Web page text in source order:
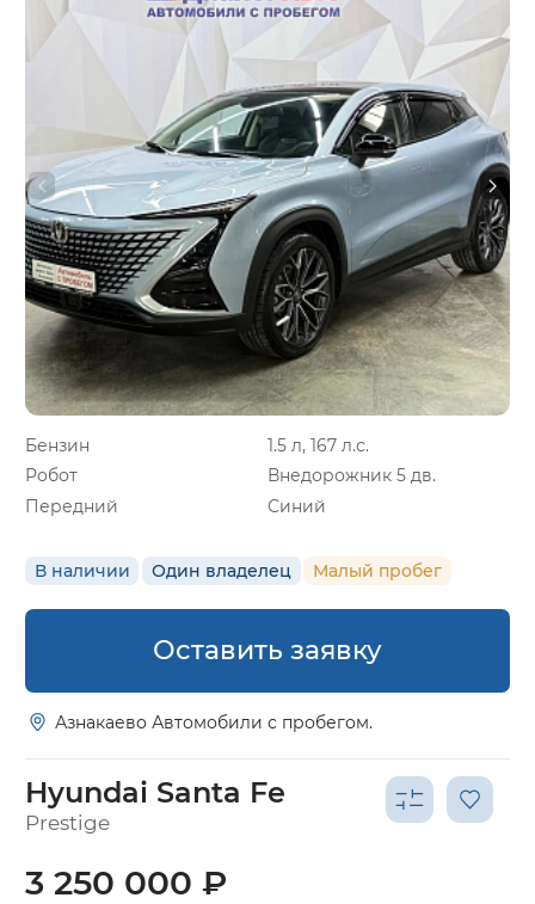
Бензин
1.5 л, 167 л.с.
Робот
Внедорожник 5 дв.
Передний
Синий
В наличии Один владелец Малый пробег
Оставить заявку
Азнакаево Автомобили с пробегом.
Hyundai Santa Fe
Prestige
3 250 000 ₽